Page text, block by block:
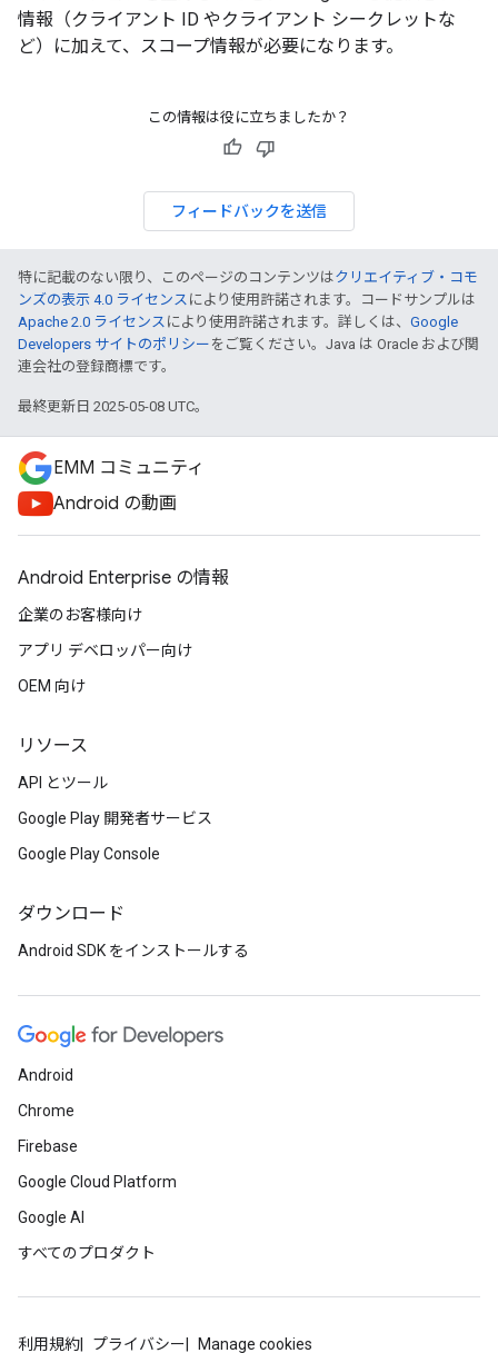
情報（クライアント ID やクライアント シークレットな
ど）に加えて、スコープ情報が必要になります。
この情報は役に立ちましたか？
フィードバックを送信
特に記載のない限り、このページのコンテンツはクリエイティブ・コモ
ンズの表示 4.0 ライセンス により使用許諾されます。コードサンプルは
Apache 2.0 ライセンス により使用許諾されます。詳しくは、 Google
Developers サイトのポリシー をご覧ください。Java は Oracle および関
連会社の登録商標です。
最終更新日 2025-05-08 UTC。
EMM コミュニティ
Android の動画
Android Enterprise の情報
企業のお客様向け
アプリ デベロッパー向け
OEM 向け
リソース
API とツール
Google Play 開発者サービス
Google Play Console
ダウンロード
Android SDK をインストールする
Android
Chrome
Firebase
Google Cloud Platform
Google AI
すべてのプロダクト
利用規約 プライバシー Manage cookies